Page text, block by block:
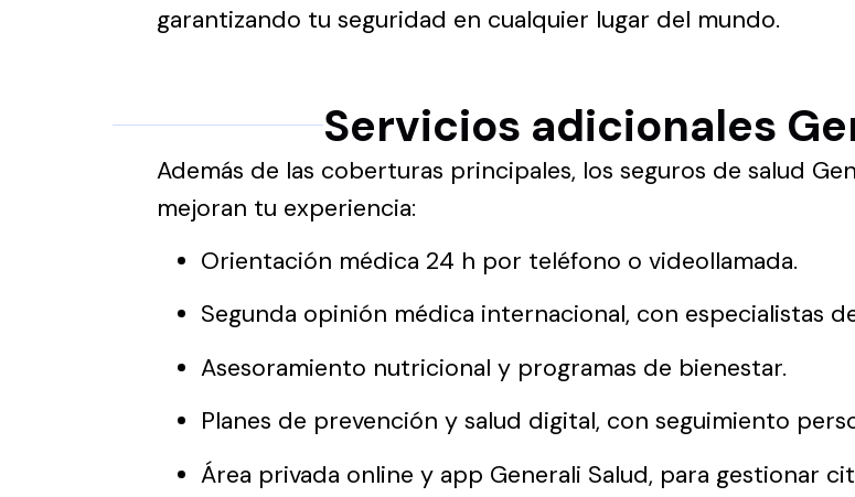
garantizando tu seguridad en cualquier lugar del mundo.
Servicios adicionales
Además de las coberturas principales, los seguros de salud
mejoran tu experiencia:
Orientación médica 24 h por teléfono o videollamada.
Segunda opinión médica internacional, con especialistas
Asesoramiento nutricional y programas de bienestar.
Planes de prevención y salud digital, con seguimiento
Área privada online y app Generali Salud, para gestionar